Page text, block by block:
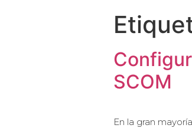
SCOM
En la gran